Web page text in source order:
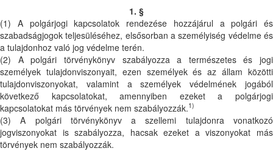
1. §
(1) A polgárjogi kapcsolatok rendezése hozzájárul a polgári és
szabadságjogok teljesüléséhez, elsősorban a személyiség védelme és
a tulajdonhoz való jog védelme terén.
(2) A polgári törvénykönyv szabályozza a természetes és jogi
személyek tulajdonviszonyait, ezen személyek és az állam közötti
tulajdonviszonyokat, valamint a személyek védelmének jogából
következő kapcsolatokat, amennyiben ezeket a polgárjogi
kapcsolatokat más törvények nem szabályozzák.1)
(3) A polgári törvénykönyv a szellemi tulajdonra vonatkozó
jogviszonyokat is szabályozza, hacsak ezeket a viszonyokat más
törvények nem szabályozzák.